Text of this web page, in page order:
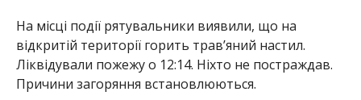
На місці події рятувальники виявили, що на
відкритій території горить трав’яний настил.
Ліквідували пожежу о 12:14. Ніхто не постраждав.
Причини загоряння встановлюються.